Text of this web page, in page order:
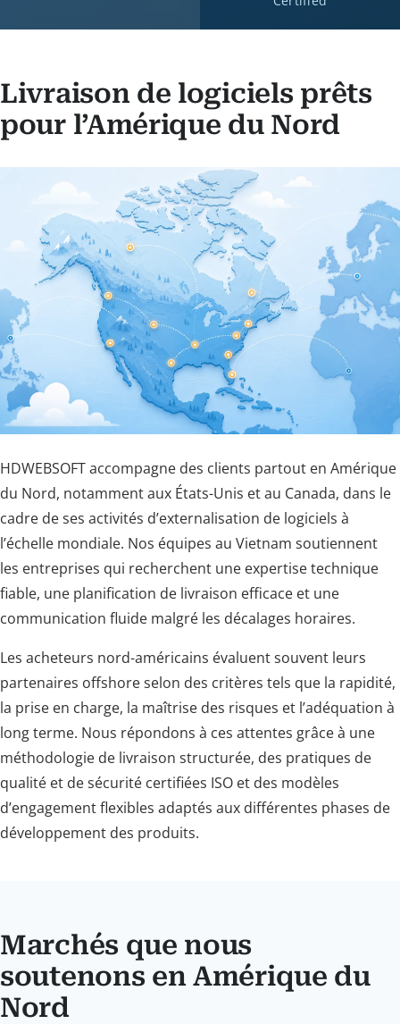
Livraison de logiciels prêts
pour l’Amérique du Nord
HDWEBSOFT accompagne des clients partout en Amérique
du Nord, notamment aux États-Unis et au Canada, dans le
cadre de ses activités d’externalisation de logiciels à
l’échelle mondiale. Nos équipes au Vietnam soutiennent
les entreprises qui recherchent une expertise technique
fiable, une planification de livraison efficace et une
communication fluide malgré les décalages horaires.
Les acheteurs nord-américains évaluent souvent leurs
partenaires offshore selon des critères tels que la rapidité,
la prise en charge, la maîtrise des risques et l’adéquation à
long terme. Nous répondons à ces attentes grâce à une
méthodologie de livraison structurée, des pratiques de
qualité et de sécurité certifiées ISO et des modèles
d’engagement flexibles adaptés aux différentes phases de
développement des produits.
Marchés que nous
soutenons en Amérique du
Nord